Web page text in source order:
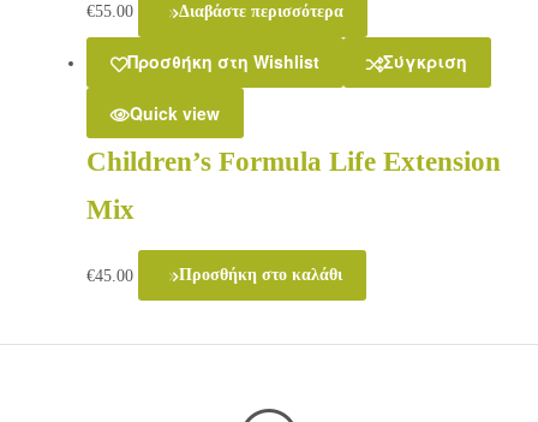
€55.00 Διαβάστε περισσότερα
Προσθήκη στη Wishlist Σύγκριση
Quick view
Children’s Formula Life Extension
Mix
€45.00 Προσθήκη στο καλάθι